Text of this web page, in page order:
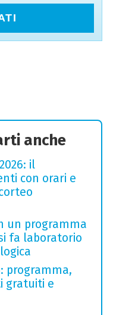
anche
il
con orari e
un programma
fa laboratorio
programma,
gratuiti e